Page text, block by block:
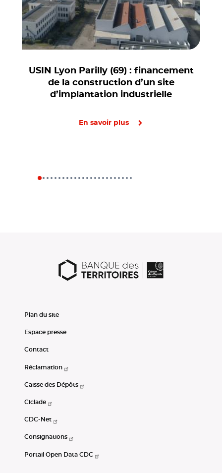
USIN Lyon Parilly (69) : financement
de la construction d’un site
d’implantation industrielle
En savoir plus
Plan du site
Espace presse
Contact
Réclamation
Caisse des Dépôts
Ciclade
CDC-Net
Consignations
Portail Open Data CDC